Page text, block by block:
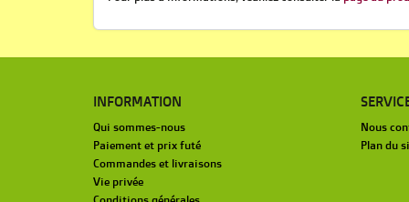
INFORMATION
Qui sommes-nous
Paiement et prix futé
Commandes et livraisons
Vie privée
Nous
Plan du